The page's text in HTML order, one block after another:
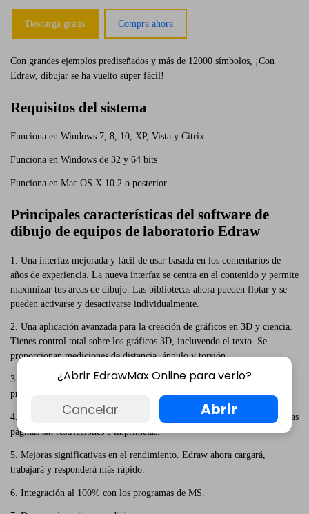
Descarga gratis Compra ahora
Con grandes ejemplos prediseñados y más de 12000 símbolos, ¡Con
Edraw, dibujar se ha vuelto súper fácil!
Requisitos del sistema
Funciona en Windows 7, 8, 10, XP, Vista y Citrix
Funciona en Windows de 32 y 64 bits
Funciona en Mac OS X 10.2 o posterior
Principales características del software de
dibujo de equipos de laboratorio Edraw
1. Una interfaz mejorada y fácil de usar basada en los comentarios de
años de experiencia. La nueva interfaz se centra en el contenido y permite
maximizar tus áreas de dibujo. Las bibliotecas ahora pueden flotar y se
pueden activarse y desactivarse individualmente.
2. Una aplicación avanzada para la creación de gráficos en 3D y ciencia.
Tienes control total sobre los gráficos 3D, incluyendo el texto. Se
proporcionan mediciones de distancia, ángulo y torsión.
3.Una colección inclusiva de símbolos predefinidos, plantillas
prediseñadas, fondos, imágenes y más.
4. Soporte completo de documentos de varias páginas. Dibuja en todas las
páginas sin restricciones e imprímelas.
5. Mejoras significativas en el rendimiento. Edraw ahora cargará,
trabajará y responderá más rápido.
6. Integración al 100% con los programas de MS.
¿Abrir EdrawMax Online para verlo?
Cancelar Abrir